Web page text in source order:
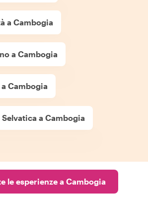
a Cambogia
a Cambogia
Cambogia
Selvatica a Cambogia
le esperienze a Cambogia